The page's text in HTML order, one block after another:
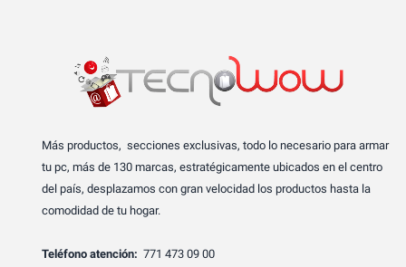
Más productos, secciones exclusivas, todo lo necesario para armar
tu pc, más de 130 marcas, estratégicamente ubicados en el centro
del país, desplazamos con gran velocidad los productos hasta la
comodidad de tu hogar.
Teléfono atención: 771 473 09 00